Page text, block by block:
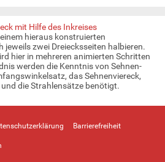
mit Hilfe des Inkreises
hieraus konstruierten
jeweils zwei Dreiecksseiten halbieren.
hier in mehreren animierten Schritten
werden die Kenntnis von Sehnen-
das Sehnenviereck,
die Strahlensätze benötigt.
Barrierefreiheit